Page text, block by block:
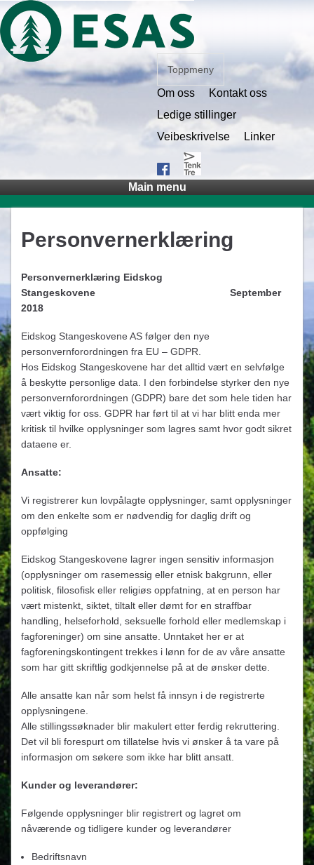
Toppmeny
Om oss
Kontakt oss
Ledige stillinger
Veibeskrivelse
Linker
Main menu
Personvernerklæring
Personvernerklæring Eidskog
Stangeskovene September
2018
Eidskog Stangeskovene AS følger den nye
personvernforordningen fra EU – GDPR.
Hos Eidskog Stangeskovene har det alltid vært en selvfølge
å beskytte personlige data. I den forbindelse styrker den nye
personvernforordningen (GDPR) bare det som hele tiden har
vært viktig for oss. GDPR har ført til at vi har blitt enda mer
kritisk til hvilke opplysninger som lagres samt hvor godt sikret
dataene er.
Ansatte:
Vi registrerer kun lovpålagte opplysninger, samt opplysninger
om den enkelte som er nødvendig for daglig drift og
oppfølging
Eidskog Stangeskovene lagrer ingen sensitiv informasjon
(opplysninger om rasemessig eller etnisk bakgrunn, eller
politisk, filosofisk eller religiøs oppfatning, at en person har
vært mistenkt, siktet, tiltalt eller dømt for en straffbar
handling, helseforhold, seksuelle forhold eller medlemskap i
fagforeninger) om sine ansatte. Unntaket her er at
fagforeningskontingent trekkes i lønn for de av våre ansatte
som har gitt skriftlig godkjennelse på at de ønsker dette.
Alle ansatte kan når som helst få innsyn i de registrerte
opplysningene.
Alle stillingssøknader blir makulert etter ferdig rekruttering.
Det vil bli forespurt om tillatelse hvis vi ønsker å ta vare på
informasjon om søkere som ikke har blitt ansatt.
Kunder og leverandører:
Følgende opplysninger blir registrert og lagret om
nåværende og tidligere kunder og leverandører
Bedriftsnavn